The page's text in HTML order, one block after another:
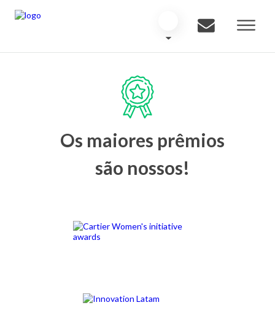
Os maiores prêmios
são nossos!